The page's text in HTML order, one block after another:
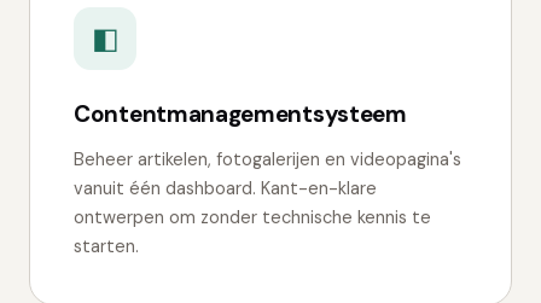
◧
Contentmanagementsysteem
Beheer artikelen, fotogalerijen en videopagina's
vanuit één dashboard. Kant-en-klare
ontwerpen om zonder technische kennis te
starten.